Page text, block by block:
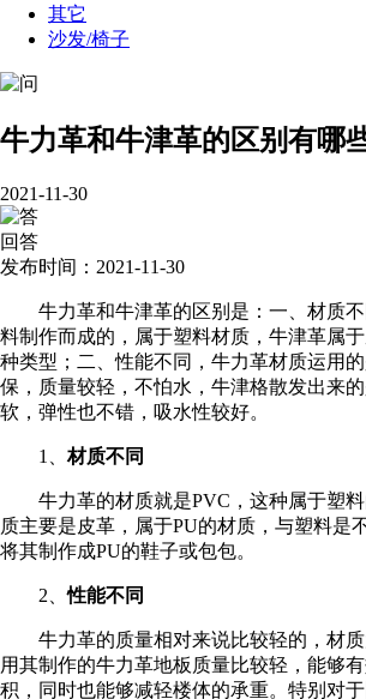
其它
沙发/椅子
牛力革和牛津革的区别有哪
2021-11-30
回答
发布时间：2021-11-30
牛力革和牛津革的区别是：一、材质
料制作而成的，属于塑料材质，牛津革属
种类型；二、性能不同，牛力革材质运用
保，质量较轻，不怕水，牛津格散发出来
软，弹性也不错，吸水性较好。
1、材质不同
牛力革的材质就是PVC，这种属于塑
质主要是皮革，属于PU的材质，与塑料是
将其制作成PU的鞋子或包包。
2、性能不同
牛力革的质量相对来说比较轻的，材质
用其制作的牛力革地板质量比较轻，能够
积，同时也能够减轻楼体的承重。特别对